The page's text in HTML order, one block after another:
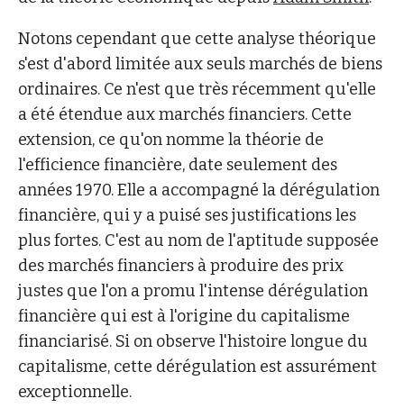
Notons cependant que cette analyse théorique
s'est d'abord limitée aux seuls marchés de biens
ordinaires. Ce n'est que très récemment qu'elle
a été étendue aux marchés financiers. Cette
extension, ce qu'on nomme la théorie de
l'efficience financière, date seulement des
années 1970. Elle a accompagné la dérégulation
financière, qui y a puisé ses justifications les
plus fortes. C'est au nom de l'aptitude supposée
des marchés financiers à produire des prix
justes que l'on a promu l'intense dérégulation
financière qui est à l'origine du capitalisme
financiarisé. Si on observe l'histoire longue du
capitalisme, cette dérégulation est assurément
exceptionnelle.